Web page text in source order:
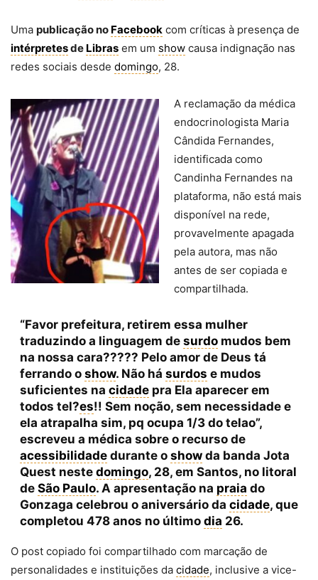
Uma publicação no Facebook com críticas à presença de
intérpretesde Libras em um show causa indignação nas
redes sociais desde domingo, 28.
A reclamação da médica
endocrinologista Maria
Cândida Fernandes,
identificada como
Candinha Fernandes na
plataforma, não está mais
disponível na rede,
provavelmente apagada
pela autora, mas não
antes de ser copiada e
compartilhada.
“Favor prefeitura, retirem essa mulher
traduzindo a linguagem de surdomudos bem
na nossa cara????? Pelo amor de Deus tá
ferrando o show. Não há surdos e mudos
suficientes na cidadepra Ela aparecer em
todos tel?es!! Sem noção, sem necessidade e
ela atrapalha sim, pq ocupa 1/3 do telao”,
escreveu a médica sobre o recurso de
acessibilidadedurante o showda banda Jota
Quest neste domingo, 28, em Santos, no litoral
de São Paulo. A apresentação na praia do
Gonzaga celebrou o aniversário da cidade, que
completou 478 anos no último dia 26.
O post copiado foi compartilhado com marcação de
personalidades e instituições da cidade, inclusive a vice-